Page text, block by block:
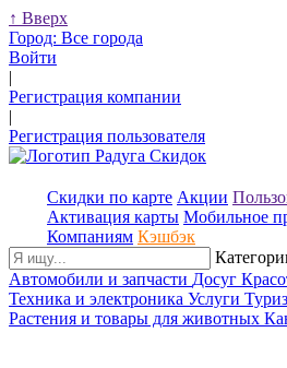
↑ Вверх
Город: Все города
Войти
|
Регистрация компании
|
Регистрация пользователя
Скидки по карте Акции
Активация карты Мобильное
Компаниям Кэшбэк
Автомобили и запчасти Досуг
Техника и электроника Услуги
Растения и товары для животных